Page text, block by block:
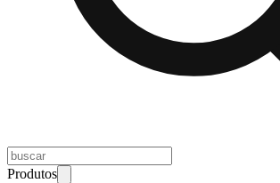
Produtos